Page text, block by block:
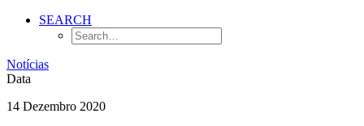
SEARCH
Notícias
Data
14 Dezembro 2020